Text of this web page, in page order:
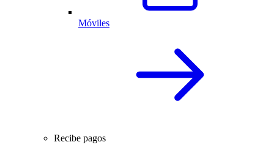
Móviles
Recibe pagos